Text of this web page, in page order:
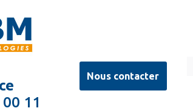
11
Nous contacter